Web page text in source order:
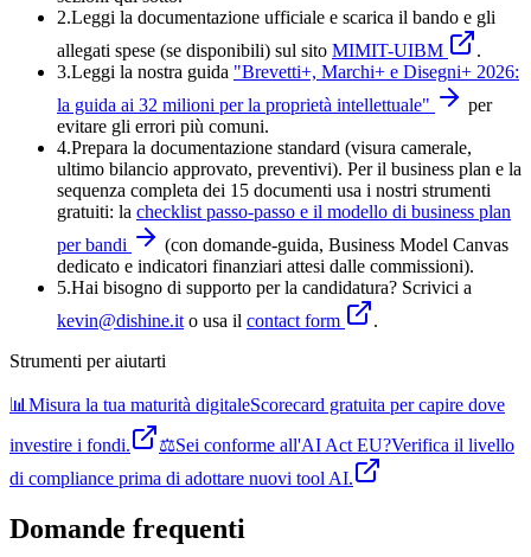
2.Leggi la documentazione ufficiale e scarica il bando e gli
allegati spese (se disponibili) sul sito MIMIT-UIBM
.
3.Leggi la nostra guida "Brevetti+, Marchi+ e Disegni+ 2026:
la guida ai 32 milioni per la proprietà intellettuale"
per
evitare gli errori più comuni.
4.Prepara la documentazione standard (visura camerale,
ultimo bilancio approvato, preventivi). Per il business plan e la
sequenza completa dei 15 documenti usa i nostri strumenti
gratuiti: la checklist passo-passo e il modello di business plan
per bandi
(con domande-guida, Business Model Canvas
dedicato e indicatori finanziari attesi dalle commissioni).
5.Hai bisogno di supporto per la candidatura? Scrivici a
kevin@dishine.it o usa il contact form
.
Strumenti per aiutarti
📊 Misura la tua maturità digitaleScorecard gratuita per capire dove
investire i fondi.
⚖️Sei conforme all'AI Act EU?Verifica il livello
di compliance prima di adottare nuovi tool AI.
Domande frequenti